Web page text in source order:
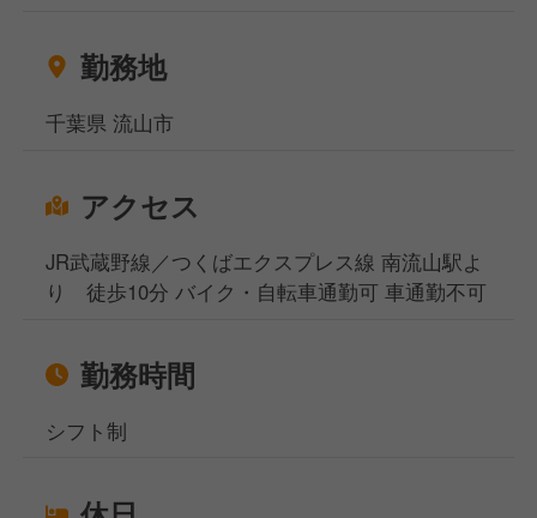
ご相談ください！
になりますが、WEB面談も実施しており、飲食専門
さいませ。
勤務地
千葉県 流山市
アクセス
JR武蔵野線／つくばエクスプレス線 南流山駅よ
り 徒歩10分 バイク・自転車通勤可 車通勤不可
勤務時間
シフト制